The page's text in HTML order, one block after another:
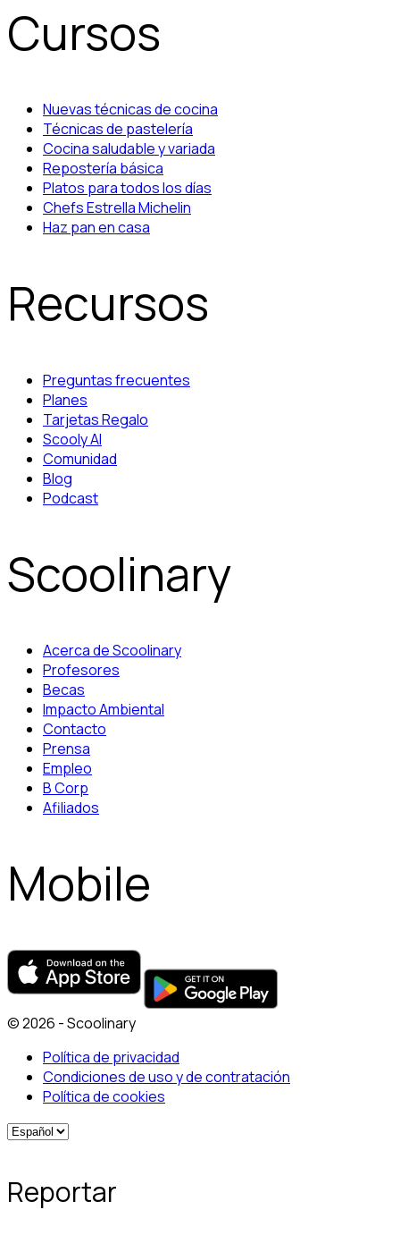
Cursos
Nuevas técnicas de cocina
Técnicas de pastelería
Cocina saludable y variada
Repostería básica
Platos para todos los días
Chefs Estrella Michelin
Haz pan en casa
Recursos
Preguntas frecuentes
Planes
Tarjetas Regalo
Scooly AI
Comunidad
Blog
Podcast
Scoolinary
Acerca de Scoolinary
Profesores
Becas
Impacto Ambiental
Contacto
Prensa
Empleo
B Corp
Afiliados
Mobile
© 2026 - Scoolinary
Política de privacidad
Condiciones de uso y de contratación
Política de cookies
Reportar